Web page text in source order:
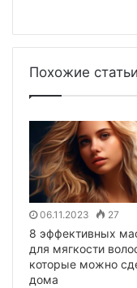
Похожие статьи
06.11.2023 27
8 эффективных
для мягкости
которые можно
дома